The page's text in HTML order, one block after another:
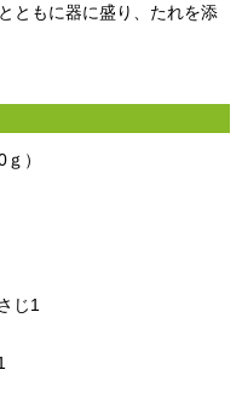
ともに器に盛り、たれを添
）
じ1